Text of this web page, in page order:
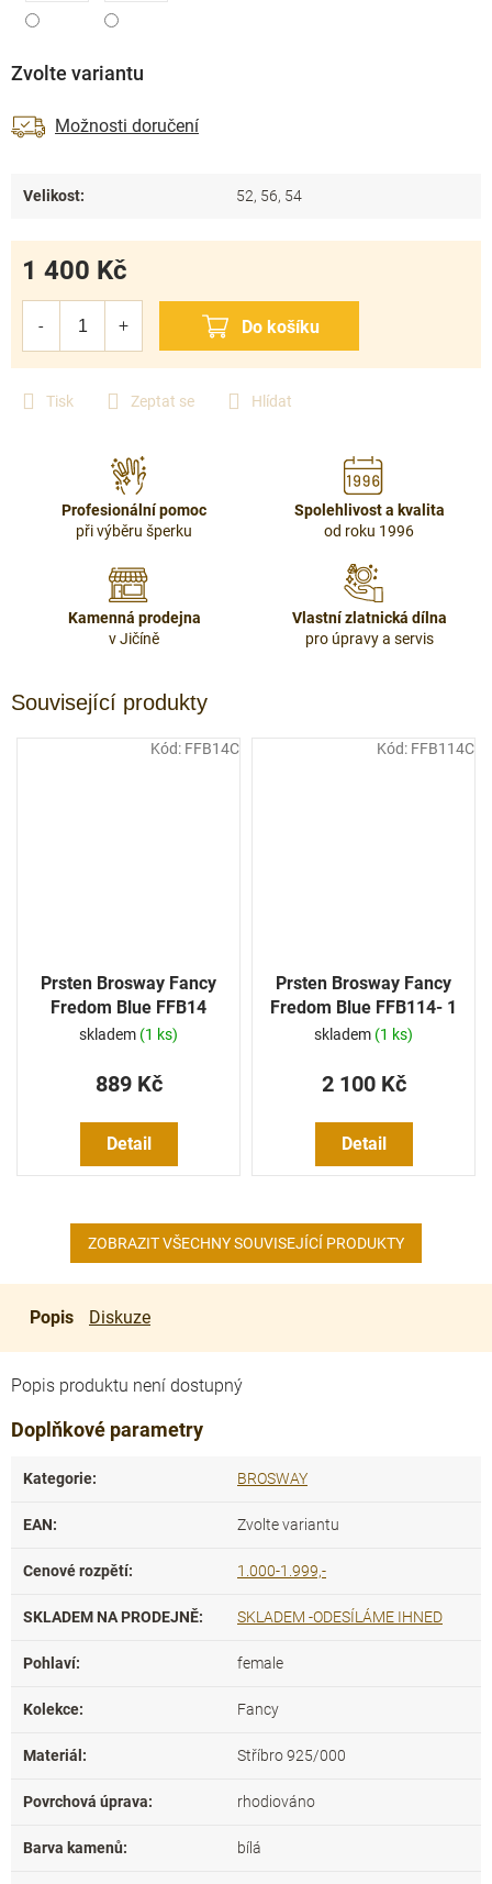
Tisk Zeptat se Hlídat
Zvolte variantu
Možnosti doručení
1 400 Kč
Velikost: 52, 56, 54
Profesionální pomoc
při výběru šperku
Spolehlivost a kvalita
od roku 1996
Kamenná prodejna
v Jičíně
Vlastní zlatnická dílna
pro úpravy a servis
Související produkty
Prsten Brosway Fancy
Fredom Blue FFB14
skladem (1 ks)
889 Kč
Detail
Kód: FFB14C
Prsten Brosway Fancy
Fredom Blue FFB114- 1
Ks
skladem (1 ks)
2 100 Kč
Detail
Kód: FFB114C
ZOBRAZIT VŠECHNY SOUVISEJÍCÍ PRODUKTY
Popis Diskuze
Popis produktu není dostupný
Doplňkové parametry
Kategorie: BROSWAY
EAN: Zvolte variantu
Cenové rozpětí: 1.000-1.999,-
SKLADEM NA PRODEJNĚ: SKLADEM -ODESÍLÁME IHNED
Pohlaví: female
Kolekce: Fancy
Materiál : Stříbro 925/000
Povrchová úprava: rhodiováno
Barva kamenů: bílá